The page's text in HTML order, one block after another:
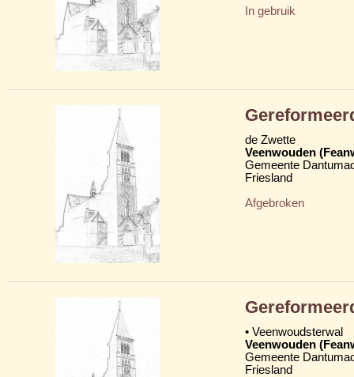
In gebruik
de Zwette
Veenwouden
Gemeente
Friesland
Afgebroken
• Veenwoudsterwal
Veenwouden
Gemeente
Friesland